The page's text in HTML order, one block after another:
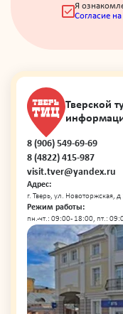
Я
Согласие
Тверской
8 (906) 549-69-69
8 (4822) 415-987
visit.tver@yandex.ru
Адрес:
г. Тверь, ул. Новоторжская, д
Режим работы:
пн.-чт.: 09:00 - 18:00, пт.: